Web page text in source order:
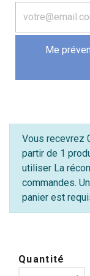
Me
Vous recevrez
partir de 1
utiliser La
commandes.
panier est
Quantité